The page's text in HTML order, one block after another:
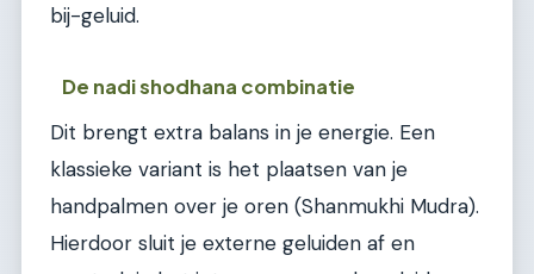
bij-geluid.
De nadi shodhana combinatie
Dit brengt extra balans in je energie. Een
klassieke variant is het plaatsen van je
handpalmen over je oren (Shanmukhi Mudra).
Hierdoor sluit je externe geluiden af en